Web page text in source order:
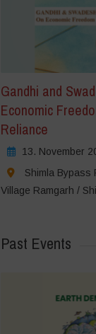
Gandhi and
Economic
Reliance
13. November
Shimla Bypass
Village Ramgarh /
Past Events